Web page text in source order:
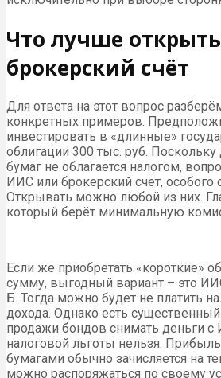
Что лучше
брокерский счёт
Для ответа на этот вопрос
конкретных примеров.
инвестировать в «длинные»
облигации 300 тыс. руб.
бумаг не облагается налогом,
ИИС или брокерский счёт,
Открывать можно любой из них.
который берёт минимальную
Если же приобретать «короткие»
сумму, выгодный вариант – это
Б. Тогда можно будет не платить
дохода. Однако есть
продажи бондов снимать деньги с
налоговой льготы нельзя.
бумагами обычно зачисляется на
можно распоряжаться по своему